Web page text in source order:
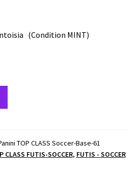
(Condition MINT)
TOP CLASS Soccer-Base-61
CLASS FUTIS-SOCCER, FUTIS - SOCCER